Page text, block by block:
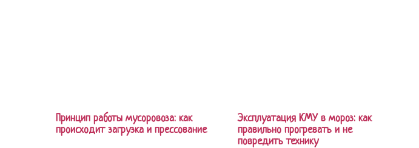
Принцип работы мусоровоза: как
происходит загрузка и прессование
Эксплуатация КМУ в мороз: как
правильно прогревать и не
повредить технику